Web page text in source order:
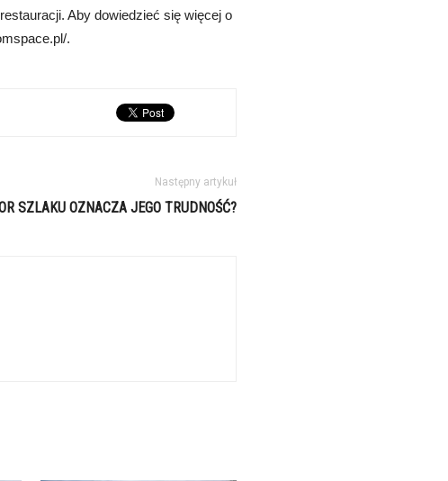
Aby dowiedzieć się więcej o
.
Następny artykuł
SZLAKU OZNACZA JEGO TRUDNOŚĆ?